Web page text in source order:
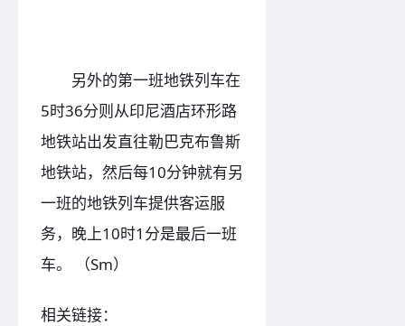
另外的第一班地铁列车在
5时36分则从印尼酒店环形路
地铁站出发直往勒巴克布鲁斯
地铁站，然后每10分钟就有另
一班的地铁列车提供客运服
务，晚上10时1分是最后一班
车。 （Sm）
相关链接：